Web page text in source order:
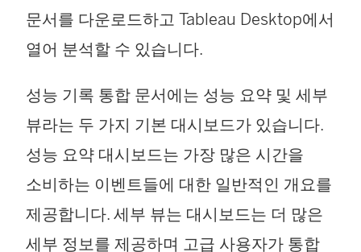
문서를 다운로드하고 Tableau Desktop에서
열어 분석할 수 있습니다.
성능 기록 통합 문서에는 성능 요약 및 세부
뷰라는 두 가지 기본 대시보드가 있습니다.
성능 요약 대시보드는 가장 많은 시간을
소비하는 이벤트들에 대한 일반적인 개요를
제공합니다. 세부 뷰는 대시보드는 더 많은
세부 정보를 제공하며 고급 사용자가 통합